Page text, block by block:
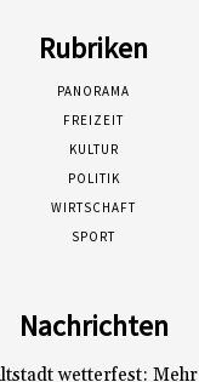
Rubriken
PANORAMA
FREIZEIT
KULTUR
POLITIK
WIRTSCHAFT
SPORT
Nachrichten
wetterfest: Mehr